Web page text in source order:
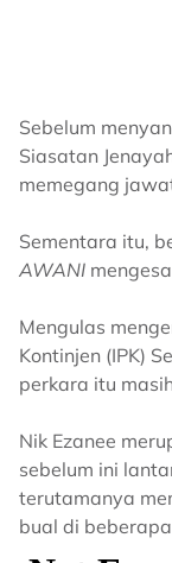
Sebelum
Siasatan
memegang
Sementara itu,
AWANI
Mengulas
Kontinjen (IPK)
perkara itu
Nik Ezanee
sebelum ini
terutamanya
bual di